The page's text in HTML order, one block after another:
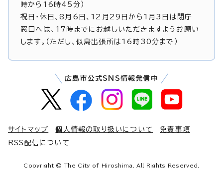
時から16時45分）
祝日・休日、8月6日、12月29日から1月3日は閉庁
窓口へは、17時までにお越しいただきますようお願い
します。（ただし、似島出張所は16時30分まで）
広島市公式SNS情報発信中
サイトマップ 個人情報の取り扱いについて
免責事項
RSS配信について
Copyright © The City of Hiroshima. All Rights Reserved.